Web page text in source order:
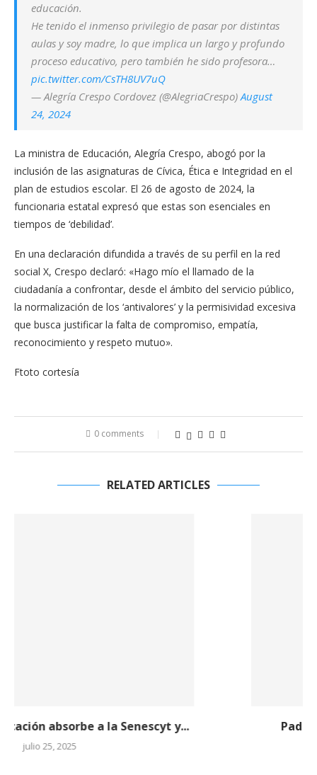
educación.
He tenido el inmenso privilegio de pasar por distintas
aulas y soy madre, lo que implica un largo y profundo
proceso educativo, pero también he sido profesora…
pic.twitter.com/CsTH8UV7uQ
— Alegría Crespo Cordovez (@AlegriaCrespo)August
24, 2024
La ministra de Educación, Alegría Crespo, abogó por la
inclusión de las asignaturas de Cívica, Ética e Integridad en el
plan de estudios escolar. El 26 de agosto de 2024, la
funcionaria estatal expresó que estas son esenciales en
tiempos de ‘debilidad’.
En una declaración difundida a través de su perfil en la red
social X, Crespo declaró: «Hago mío el llamado de la
ciudadanía a confrontar, desde el ámbito del servicio público,
la normalización de los ‘antivalores’ y la permisividad excesiva
que busca justificar la falta de compromiso, empatía,
reconocimiento y respeto mutuo».
Ftoto cortesía
0 comments
RELATED ARTICLES
Padres de familia piden regreso a clases